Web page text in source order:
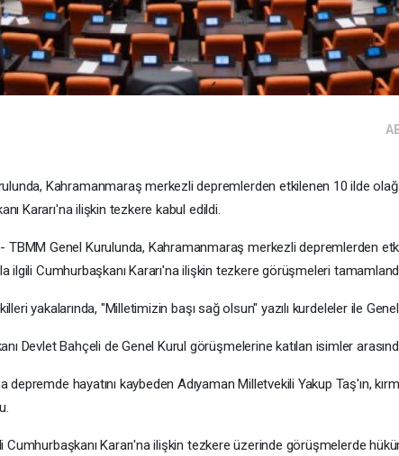
Kahramanmaraş merkezli depremlerden etkilenen 10 ilde
Kararı'na ilişkin tezkere kabul edildi.
TBMM Genel Kurulunda, Kahramanmaraş merkezli depremlerden
ilgili Cumhurbaşkanı Kararı'na ilişkin tezkere görüşmeleri
yakalarında, "Milletimizin başı sağ olsun" yazılı kurdeleler ile
Devlet Bahçeli de Genel Kurul görüşmelerine katılan isimler
depremde hayatını kaybeden Adıyaman Milletvekili Yakup Taş'ın,
Cumhurbaşkanı Kararı'na ilişkin tezkere üzerinde görüşmelerde